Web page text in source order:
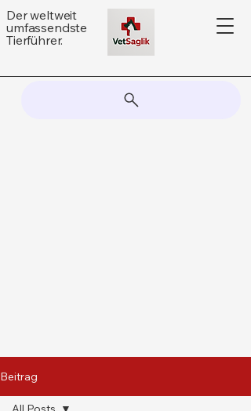
Der weltweit
umfassendste
Tierführer.
Beitrag